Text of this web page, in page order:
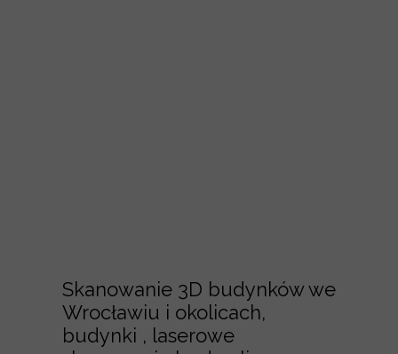
Skanowanie 3D budynków we
Wrocławiu i okolicach,
budynki , laserowe